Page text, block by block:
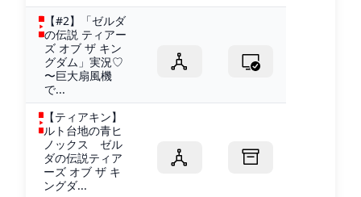
【#2】「ゼルダ
の伝説 ティアー
ズ オブ ザ キン
グダム」実況♡
〜巨大扇風機
で...
【ティアキン】
ルト台地の青ヒ
ノックス ゼル
ダの伝説ティア
ーズ オブ ザ キ
ングダ...